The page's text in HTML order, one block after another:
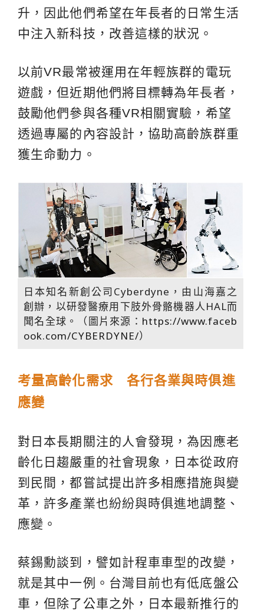
升，因此他們希望在年長者的日常生活
中注入新科技，改善這樣的狀況。
以前VR最常被運用在年輕族群的電玩
遊戲，但近期他們將目標轉為年長者，
鼓勵他們參與各種VR相關實驗，希望
透過專屬的內容設計，協助高齡族群重
獲生命動力。
日本知名新創公司Cyberdyne，由山海嘉之
創辦，以研發醫療用下肢外骨骼機器人HAL而
聞名全球。（圖片來源： https://www.faceb
ook.com/CYBERDYNE/）
考量高齡化需求 各行各業與時俱進
應變
對日本長期關注的人會發現，為因應老
齡化日趨嚴重的社會現象，日本從政府
到民間，都嘗試提出許多相應措施與變
革，許多產業也紛紛與時俱進地調整、
應變。
蔡錫勳談到，譬如計程車車型的改變，
就是其中一例。台灣目前也有低底盤公
車，但除了公車之外，日本最新推行的